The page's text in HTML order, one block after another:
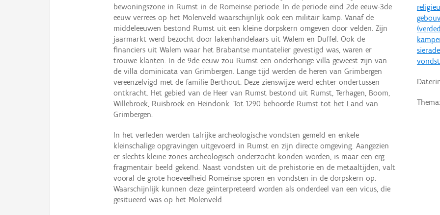
Thema:
bewoningszone in Rumst in de Romeinse periode. In de periode eind 2de eeuw-3de
eeuw verrees op het Molenveld waarschijnlijk ook een militair kamp. Vanaf de
middeleeuwen bestond Rumst uit een kleine dorpskern omgeven door velden. Zijn
jaarmarkt werd bezocht door lakenhandelaars uit Walem en Duffel. Ook de
financiers uit Walem waar het Brabantse muntatelier gevestigd was, waren er
trouwe klanten. In de 9de eeuw zou Rumst een onderhorige villa geweest zijn van
de villa dominicata van Grimbergen. Lange tijd werden de heren van Grimbergen
vereenzelvigd met de familie Berthout. Deze zienswijze werd echter ondertussen
ontkracht. Het gebied van de Heer van Rumst bestond uit Rumst, Terhagen, Boom,
Willebroek, Ruisbroek en Heindonk. Tot 1290 behoorde Rumst tot het Land van
Grimbergen.
In het verleden werden talrijke archeologische vondsten gemeld en enkele
kleinschalige opgravingen uitgevoerd in Rumst en zijn directe omgeving. Aangezien
er slechts kleine zones archeologisch onderzocht konden worden, is maar een erg
fragmentair beeld gekend. Naast vondsten uit de prehistorie en de metaaltijden, valt
vooral de grote hoeveelheid Romeinse sporen en vondsten in de dorpskern op.
Waarschijnlijk kunnen deze geïnterpreteerd worden als onderdeel van een vicus, die
gesitueerd was op het Molenveld.